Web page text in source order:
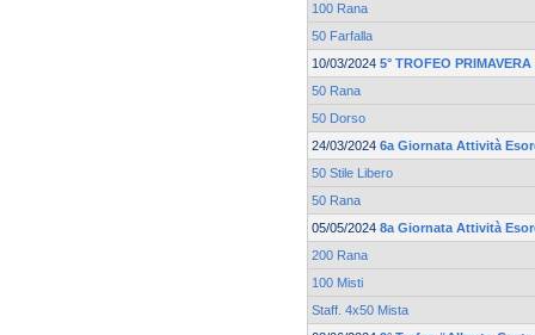
100 Rana
50 Farfalla
10/03/2024 5° TROFEO
50 Rana
50 Dorso
24/03/2024 6a Giornata Attività
50 Stile Libero
50 Rana
05/05/2024 8a Giornata Attività
200 Rana
100 Misti
Staff. 4x50 Mista